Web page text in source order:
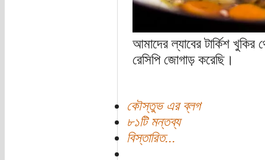
আমাদের ল্যাবের টার্কিশ
রেসিপি জোগাড় করেছি।
কৌস্তুভ এর ব্লগ
৮১টি মন্তব্য
বিস্তারিত...